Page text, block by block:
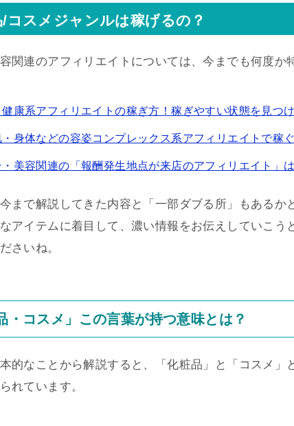
/コスメジャンルは稼げるの？
関連のアフィリエイトについては、今までも何度か
健康系アフィリエイトの稼ぎ方！稼ぎやすい状態を見つ
・身体などの容姿コンプレックス系アフィリエイトで稼
・美容関連の「報酬発生地点が来店のアフィリエイト」
まで解説してきた内容と「一部ダブる所」もあるか
アイテムに着目して、濃い情報をお伝えしていこう
さいね。
・コスメ」この言葉が持つ意味とは？
的なことから解説すると、「化粧品」と「コスメ」
れています。